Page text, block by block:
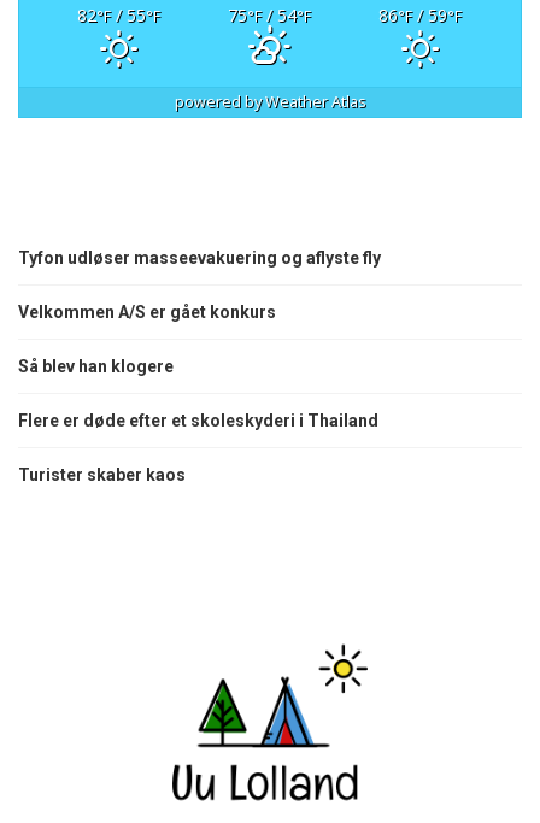
82°F/ 55°F 75°F/ 54°F 86°F/ 59°F
powered byWeather Atlas
Tyfon udløser masseevakuering og aflyste fly
Velkommen A/S er gået konkurs
Så blev han klogere
Flere er døde efter et skoleskyderi i Thailand
Turister skaber kaos